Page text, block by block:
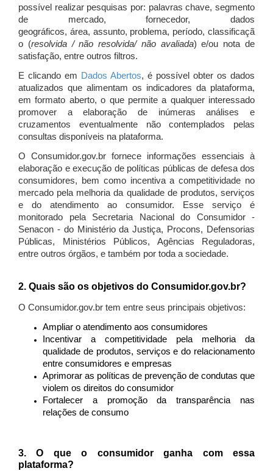
possível realizar pesquisas por: palavras chave, segmento
de mercado, fornecedor, dados
geográficos, área, assunto, problema, período, classificaçã
o (resolvida / não resolvida/ não avaliada) e/ou nota de
satisfação, entre outros filtros.
E clicando em Dados Abertos, é possível obter os dados
atualizados que alimentam os indicadores da plataforma,
em formato aberto, o que permite a qualquer interessado
promover a elaboração de inúmeras análises e
cruzamentos eventualmente não contemplados pelas
consultas disponíveis na plataforma.
O Consumidor.gov.br fornece informações essenciais à
elaboração e execução de políticas públicas de defesa dos
consumidores, bem como incentiva a competitividade no
mercado pela melhoria da qualidade de produtos, serviços
e do atendimento ao consumidor. Esse serviço é
monitorado pela Secretaria Nacional do Consumidor -
Senacon - do Ministério da Justiça, Procons, Defensorias
Públicas, Ministérios Públicos, Agências Reguladoras,
entre outros órgãos, e também por toda a sociedade.
2. Quais são os objetivos do Consumidor.gov.br?
O Consumidor.gov.br tem entre seus principais objetivos:
Ampliar o atendimento aos consumidores
Incentivar a competitividade pela melhoria da
qualidade de produtos, serviços e do relacionamento
entre consumidores e empresas
Aprimorar as políticas de prevenção de condutas que
violem os direitos do consumidor
Fortalecer a promoção da transparência nas
relações de consumo
3. O que o consumidor ganha com essa
plataforma?